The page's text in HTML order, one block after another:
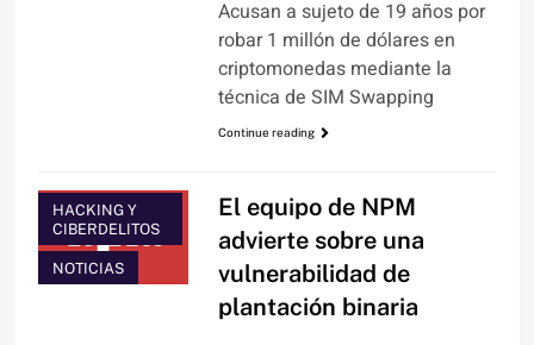
Acusan a sujeto de 19 años por
robar 1 millón de dólares en
criptomonedas mediante la
técnica de SIM Swapping
Continue reading
HACKING Y
CIBERDELITOS
NOTICIAS
El equipo de NPM
advierte sobre una
vulnerabilidad de
plantación binaria